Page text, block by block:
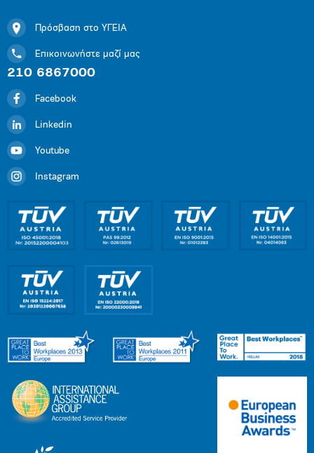
Πρόσβαση στο ΥΓΕΙΑ
Επικοινωνήστε μαζί μας
210 6867000
Facebook
Linkedin
Youtube
Instagram